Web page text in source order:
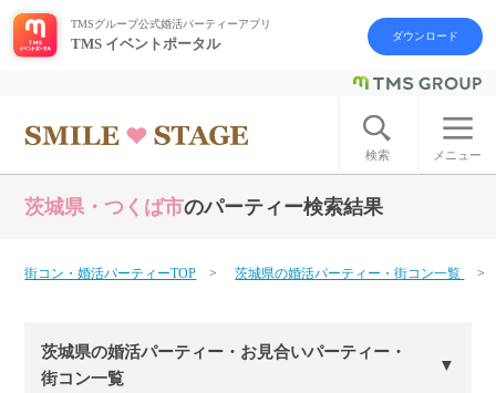
ログイン アカウント登録
はじめての方へ
今週の婚活パーティー
よくあるご質問
TMSグループ公式婚活パーティーアプリ
TMS イベントポータル ダウンロード
検索 メニュー
茨城県・つくば市のパーティー検索結果
街コン・婚活パーティーTOP 茨城県の婚活パーティー・街コン一覧
茨城県の婚活パーティー・お見合いパーティー・
街コン一覧